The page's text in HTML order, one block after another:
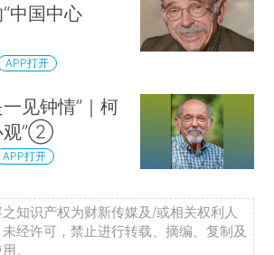
中国中心
APP打开
见钟情”｜柯
观”②
APP打开
知识产权为财新传媒及/或相关权利人
经许可，禁止进行转载、摘编、复制及
。